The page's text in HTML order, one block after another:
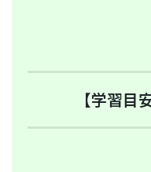
【学習目